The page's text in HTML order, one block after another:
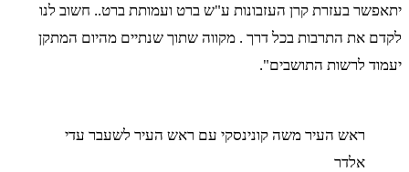
יתאפשר בעזרת קרן העזבונות ע"ש ברט ועמותת ברט.. חשוב לנו
לקדם את התרבות בכל דרך . מקווה שתוך שנתיים מהיום המתקן
יעמוד לרשות התושבים".
ראש העיר משה קונינסקי עם ראש העיר לשעבר עדי
אלדר